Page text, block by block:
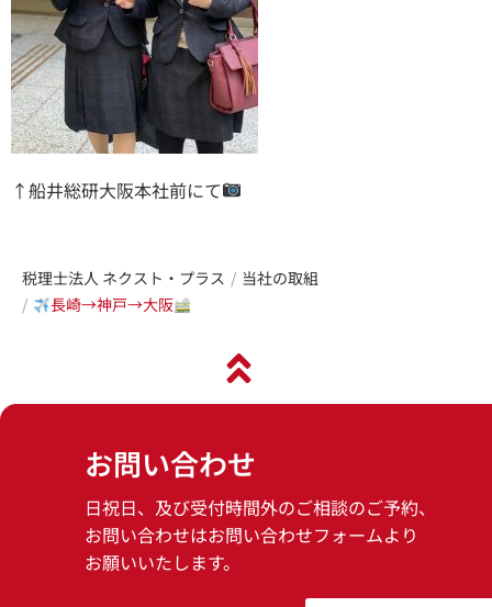
↑船井総研大阪本社前にて
税理士法人 ネクスト・プラス
当社の取組
長崎→神戸→大阪
お問い合わせ
日祝日、及び受付時間外のご相談のご予約、
お問い合わせはお問い合わせフォームより
お願いいたします。